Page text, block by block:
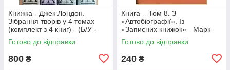
Книжка - Джек Лондон.
Зібрання творів у 4 томах
(комплект з 4 книг) - (Б/У -
Уцінка)
Готово до відправки
800 ₴
Книга – Том 8. З
«Автобіографії». Із
«Записних книжок» - Марк
Твен (Б/У - УЦІНКА) -
кольорові ілюстрації
Готово до відправки
240 ₴